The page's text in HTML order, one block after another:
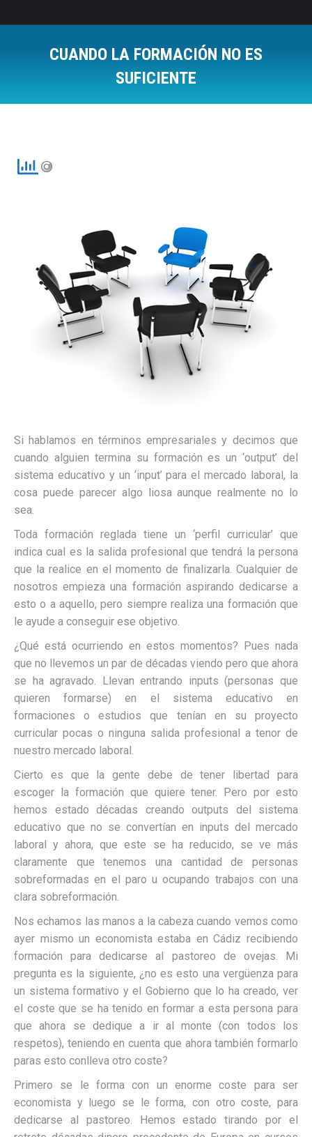
CUANDO LA FORMACIÓN NO ES
SUFICIENTE
Si hablamos en términos empresariales y decimos que
cuando alguien termina su formación es un ‘output’ del
sistema educativo y un ‘input’ para el mercado laboral, la
cosa puede parecer algo liosa aunque realmente no lo
sea.
Toda formación reglada tiene un ‘perfil curricular’ que
indica cual es la salida profesional que tendrá la persona
que la realice en el momento de finalizarla. Cualquier de
nosotros empieza una formación aspirando dedicarse a
esto o a aquello, pero siempre realiza una formación que
le ayude a conseguir ese objetivo.
¿Qué está ocurriendo en estos momentos? Pues nada
que no llevemos un par de décadas viendo pero que ahora
se ha agravado. Llevan entrando inputs (personas que
quieren formarse) en el sistema educativo en
formaciones o estudios que tenían en su proyecto
curricular pocas o ninguna salida profesional a tenor de
nuestro mercado laboral.
Cierto es que la gente debe de tener libertad para
escoger la formación que quiere tener. Pero por esto
hemos estado décadas creando outputs del sistema
educativo que no se convertían en inputs del mercado
laboral y ahora, que este se ha reducido, se ve más
claramente que tenemos una cantidad de personas
sobreformadas en el paro u ocupando trabajos con una
clara sobreformación.
Nos echamos las manos a la cabeza cuando vemos como
ayer mismo un economista estaba en Cádiz recibiendo
formación para dedicarse al pastoreo de ovejas. Mi
pregunta es la siguiente, ¿no es esto una vergüenza para
un sistema formativo y el Gobierno que lo ha creado, ver
el coste que se ha tenido en formar a esta persona para
que ahora se dedique a ir al monte (con todos los
respetos), teniendo en cuenta que ahora también formarlo
paras esto conlleva otro coste?
Primero se le forma con un enorme coste para ser
economista y luego se le forma, con otro coste, para
dedicarse al pastoreo. Hemos estado tirando por el